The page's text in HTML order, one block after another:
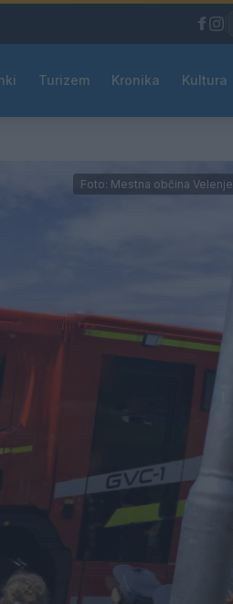
Turizem Kronika Kultura
Foto: Mestna občina Velenje